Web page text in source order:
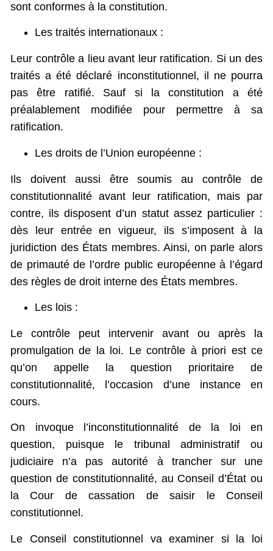
sont conformes à la constitution.
Les traités internationaux :
Leur contrôle a lieu avant leur ratification. Si un des
traités a été déclaré inconstitutionnel, il ne pourra
pas être ratifié. Sauf si la constitution a été
préalablement modifiée pour permettre à sa
ratification.
Les droits de l’Union européenne :
Ils doivent aussi être soumis au contrôle de
constitutionnalité avant leur ratification, mais par
contre, ils disposent d’un statut assez particulier :
dès leur entrée en vigueur, ils s’imposent à la
juridiction des États membres. Ainsi, on parle alors
de primauté de l’ordre public européenne à l’égard
des règles de droit interne des États membres.
Les lois :
Le contrôle peut intervenir avant ou après la
promulgation de la loi. Le contrôle à priori est ce
qu’on appelle la question prioritaire de
constitutionnalité, l’occasion d’une instance en
cours.
On invoque l’inconstitutionnalité de la loi en
question, puisque le tribunal administratif ou
judiciaire n’a pas autorité à trancher sur une
question de constitutionnalité, au Conseil d’État ou
la Cour de cassation de saisir le Conseil
constitutionnel.
Le Conseil constitutionnel va examiner si la loi